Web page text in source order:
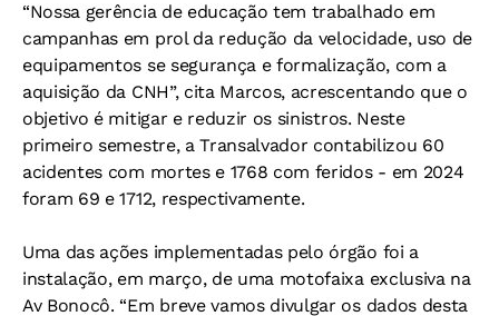
“Nossa gerência de educação tem trabalhado em
campanhas em prol da redução da velocidade, uso de
equipamentos se segurança e formalização, com a
aquisição da CNH”, cita Marcos, acrescentando que o
objetivo é mitigar e reduzir os sinistros. Neste
primeiro semestre, a Transalvador contabilizou 60
acidentes com mortes e 1768 com feridos - em 2024
foram 69 e 1712, respectivamente.
Uma das ações implementadas pelo órgão foi a
instalação, em março, de uma motofaixa exclusiva na
Av Bonocô. “Em breve vamos divulgar os dados desta